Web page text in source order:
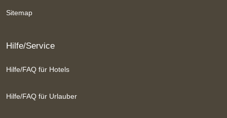
Sitemap
Hilfe/Service
Hilfe/FAQ für Hotels
Hilfe/FAQ für Urlauber